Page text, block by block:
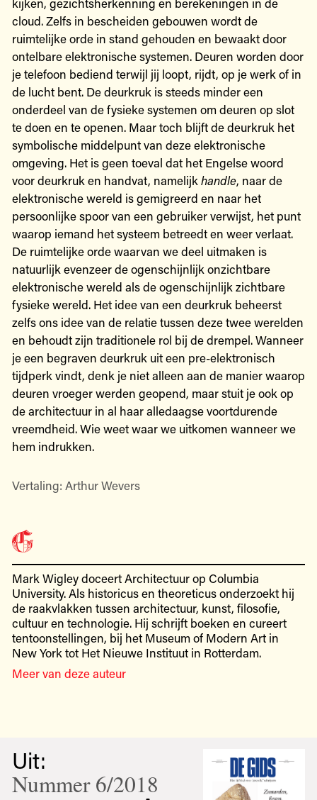
cloud. Zelfs in bescheiden gebouwen wordt de
ruimtelijke orde in stand gehouden en bewaakt door
ontelbare elektronische systemen. Deuren worden door
je telefoon bediend terwijl jij loopt, rijdt, op je werk of in
de lucht bent. De deurkruk is steeds minder een
onderdeel van de fysieke systemen om deuren op slot
te doen en te openen. Maar toch blijft de deurkruk het
symbolische middelpunt van deze elektronische
omgeving. Het is geen toeval dat het Engelse woord
voor deurkruk en handvat, namelijk handle, naar de
elektronische wereld is gemigreerd en naar het
persoonlijke spoor van een gebruiker verwijst, het punt
waarop iemand het systeem betreedt en weer verlaat.
De ruimtelijke orde waarvan we deel uitmaken is
natuurlijk evenzeer de ogenschijnlijk onzichtbare
elektronische wereld als de ogenschijnlijk zichtbare
fysieke wereld. Het idee van een deurkruk beheerst
zelfs ons idee van de relatie tussen deze twee werelden
en behoudt zijn traditionele rol bij de drempel. Wanneer
je een begraven deurkruk uit een pre-elektronisch
tijdperk vindt, denk je niet alleen aan de manier waarop
deuren vroeger werden geopend, maar stuit je ook op
de architectuur in al haar alledaagse voortdurende
vreemdheid. Wie weet waar we uitkomen wanneer we
hem indrukken.
Vertaling: Arthur Wevers
Mark Wigley doceert Architectuur op Columbia
University. Als historicus en theoreticus onderzoekt hij
de raakvlakken tussen architectuur, kunst, filosofie,
cultuur en technologie. Hij schrijft boeken en cureert
tentoonstellingen, bij het Museum of Modern Art in
New York tot Het Nieuwe Instituut in Rotterdam.
Meer van deze auteur
Uit:
Nummer 6/2018